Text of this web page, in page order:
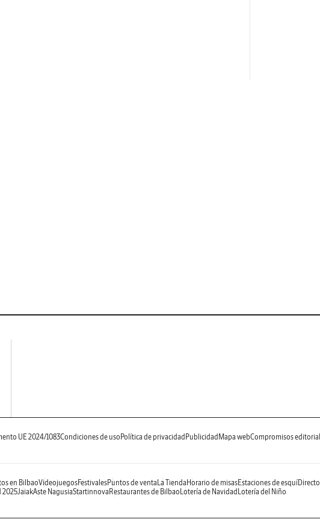
UE 2024/1083Condiciones de uso Política de privacidad Publicidad Mapa webCompromisos
en BilbaoVideojuegosFestivalesPuntos de venta La Tienda Horario de misasEstaciones de esquí
2025JaiakAste NagusiaStartinnova Restaurantes de Bilbao Lotería de Navidad Lotería del Niño